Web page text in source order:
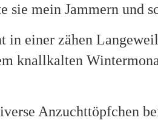
mein Jammern und
in einer zähen
knallkalten
Anzuchttöpfchen